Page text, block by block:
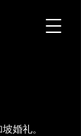
婚礼。